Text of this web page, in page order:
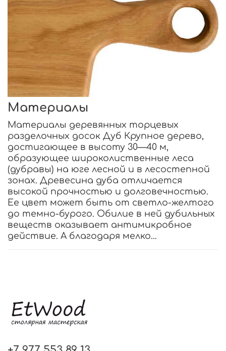
Материалы
Материалы деревянных торцевых
разделочных досок Дуб Крупное дерево,
достигающее в высоту 30—40 м,
образующее широколиственные леса
(дубравы) на юге лесной и в лесостепной
зонах. Древесина дуба отличается
высокой прочностью и долговечностью.
Ее цвет может быть от светло-желтого
до темно-бурого. Обилие в ней дубильных
веществ оказывает антимикробное
действие. А благодаря мелко...